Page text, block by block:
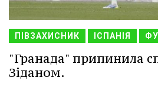
ПІВЗАХИСНИК ІСПАНІЯ
"Гранада" припинила
Зіданом.